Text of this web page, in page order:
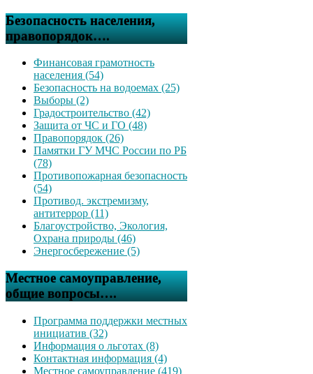
Безопасность населения,
правопорядок….
Финансовая грамотность
населения (54)
Безопасность на водоемах (25)
Выборы (2)
Градостроительство (42)
Защита от ЧС и ГО (48)
Правопорядок (26)
Памятки ГУ МЧС России по РБ
(78)
Противопожарная безопасность
(54)
Противод. экстремизму,
антитеррор (11)
Благоустройство, Экология,
Охрана природы (46)
Энергосбережение (5)
Местное самоуправление,
общие вопросы….
Программа поддержки местных
инициатив (32)
Информация о льготах (8)
Контактная информация (4)
Местное самоуправление (419)